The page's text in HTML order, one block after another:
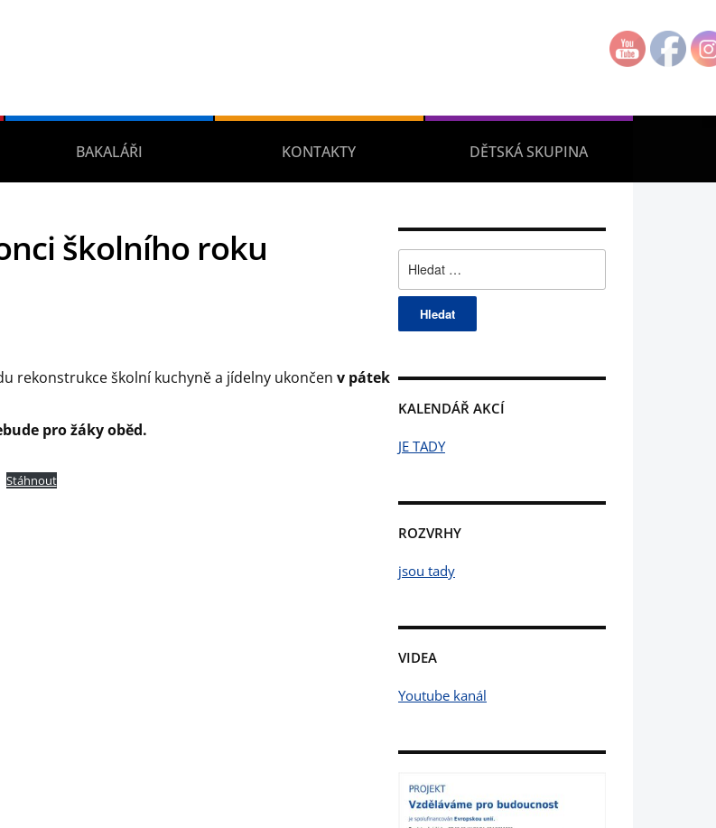
BAKALÁŘI KONTAKTY DĚTSKÁ SKUPINA
školního roku
rekonstrukce školní kuchyně a jídelny ukončen v pátek
pro žáky oběd.
Stáhnout
KALENDÁŘ AKCÍ
JE TADY
ROZVRHY
jsou tady
VIDEA
Youtube kanál